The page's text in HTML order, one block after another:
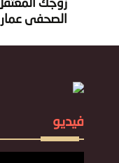
زوجك
الصحفى عمار
فيديو